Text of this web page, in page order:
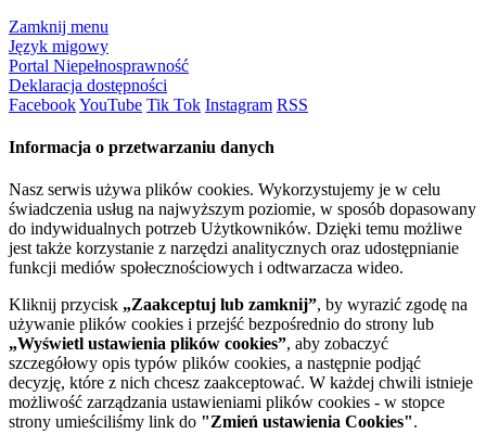
Zamknij menu
Język migowy
Portal Niepełnosprawność
Deklaracja dostępności
FacebookYouTube Tik Tok Instagram RSS
Informacja o przetwarzaniu danych
Nasz serwis używa plików cookies. Wykorzystujemy je w celu
świadczenia usług na najwyższym poziomie, w sposób dopasowany
do indywidualnych potrzeb Użytkowników. Dzięki temu możliwe
jest także korzystanie z narzędzi analitycznych oraz udostępnianie
funkcji mediów społecznościowych i odtwarzacza wideo.
Kliknij przycisk „Zaakceptuj lub zamknij”, by wyrazić zgodę na
używanie plików cookies i przejść bezpośrednio do strony lub
„Wyświetl ustawienia plików cookies”, aby zobaczyć
szczegółowy opis typów plików cookies, a następnie podjąć
decyzję, które z nich chcesz zaakceptować. W każdej chwili istnieje
możliwość zarządzania ustawieniami plików cookies - w stopce
strony umieściliśmy link do "Zmień ustawienia Cookies".